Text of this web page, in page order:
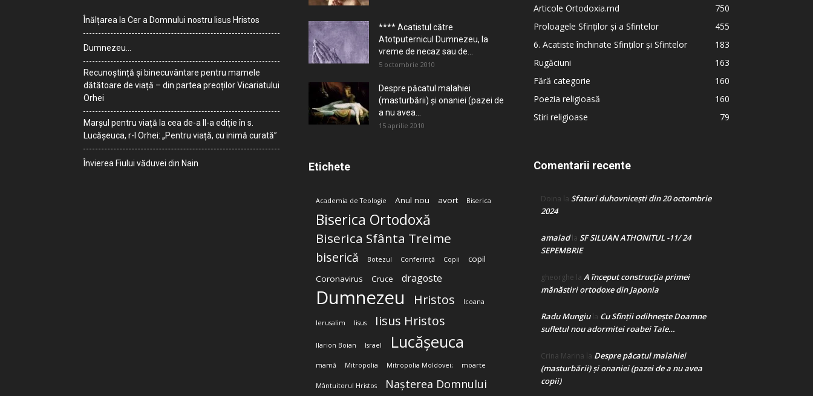
Înălțarea la Cer a Domnului nostru Iisus Hristos
Dumnezeu…
Recunoștință și binecuvântare pentru mamele
dătătoare de viață – din partea preoților Vicariatului
Orhei
Marșul pentru viață la cea de-a II-a ediție în s.
Lucășeuca, r-l Orhei: „Pentru viață, cu inimă curată”
Învierea Fiului văduvei din Nain
**** Acatistul către
Atotputernicul Dumnezeu, la
vreme de necaz sau de...
5 octombrie 2010
Despre păcatul malahiei
(masturbării) şi onaniei (pazei de
a nu avea...
15 aprilie 2010
Etichete
Academia de Teologie Anul nou avort Biserica
Biserica Ortodoxă
Biserica Sfânta Treime
biserică Botezul Conferință Copii
copil
Coronavirus
Cruce dragoste
Dumnezeu Hristos Icoana
Ierusalim Iisus Iisus Hristos
Ilarion Boian Israel Lucășeuca
mamă Mitropolia Mitropolia Moldovei; moarte
Mântuitorul Hristos Nașterea Domnului
Articole Ortodoxia.md
750
Proloagele Sfinților și a Sfintelor
455
6. Acatiste închinate Sfinților și Sfintelor
183
Rugăciuni
163
Fără categorie
160
Poezia religioasă
160
Stiri religioase
79
Comentarii recente
Doina la Sfaturi duhovnicești din 20 octombrie
2024
amaladla SF SILUAN ATHONITUL -11/ 24
SEPEMBRIE
gheorghe la A început construcţia primei
mănăstiri ortodoxe din Japonia
Radu Mungiula Cu Sfinții odihnește Doamne
sufletul nou adormitei roabei Tale…
Crina Marina la Despre păcatul malahiei
(masturbării) şi onaniei (pazei de a nu avea
copii)